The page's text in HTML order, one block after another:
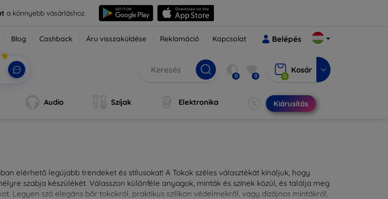
a könnyebb vásárláshoz.
Blog Cashback Áru visszaküldése Reklamáció Kapcsolat Belépés
0 0 0
Kosár
Audio Szíjak Elektronika Kiárusítás
elérhető legújabb trendeket és stílusokat! A Tokok széles választékát kínáljuk, hogy
szabja készülékét. Válasszon különféle anyagok, minták és színek közül, és találja meg
Legyen szó elegáns bőr tokokról, praktikus szilikon védelmekről, vagy dizájnos mintákról,